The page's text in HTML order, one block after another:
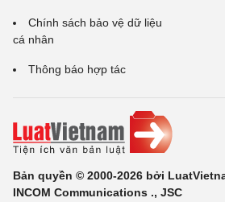
Chính sách bảo vệ dữ liệu
cá nhân
Thông báo hợp tác
Bản quyền © 2000-2026 bởi
INCOM Communications ., JSC